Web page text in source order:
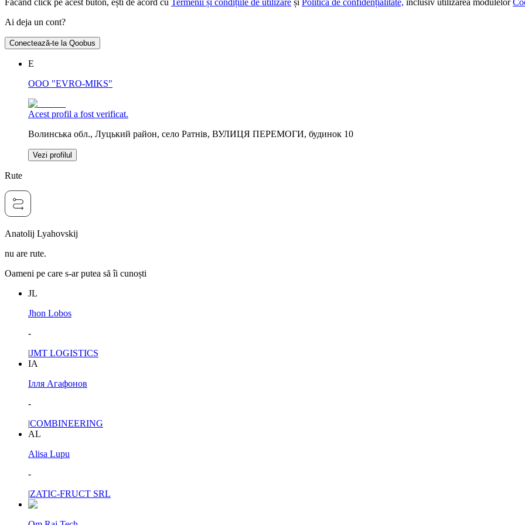
Făcând click pe acest buton, ești de acord cu Termenii și condițiile de utilizare și Politica de confidențialitate, inclusiv utilizarea modulelor
Ai deja un cont?
Conectează-te la Qoobus
Е
OOO "EVRO-MIKS"
Acest profil a fost verificat.
Волинська обл., Луцький район, село Ратнів, ВУЛИЦЯ ПЕРЕМОГИ, будинок 10
Vezi profilul
Rute
Anatolij Lyahovskij
nu are rute.
Oameni pe care s-ar putea să îi cunoști
JL
Jhon Lobos
-
|JMT LOGISTICS
ІА
Ілля Агафонов
-
|COMBINEERING
AL
Alisa Lupu
-
|ZATIC-FRUCT SRL